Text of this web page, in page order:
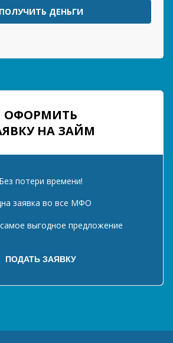
ПОЛУЧИТЬ ДЕНЬГИ
ОФОРМИТЬ
НА ЗАЙМ
Без потери времени!
заявка во все МФО
выгодное предложение